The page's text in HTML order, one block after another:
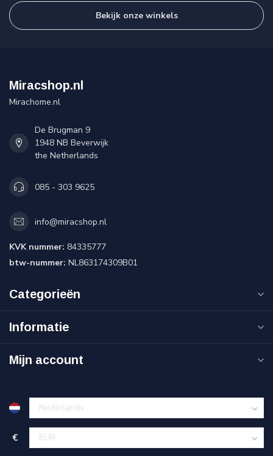
Bekijk onze winkels
Miracshop.nl
Mirachome.nl
De Brugman 9
1948 NB Beverwijk
the Netherlands
085 - 303 9625
info@miracshop.nl
KVK nummer: 84335777
btw-nummer: NL863174309B01
Categorieën
Informatie
Mijn account
€